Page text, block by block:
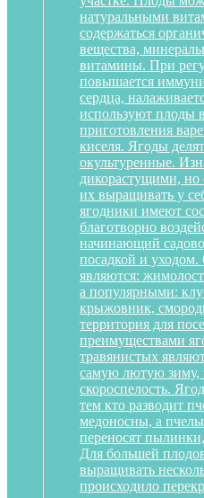
натуральными
содержаться
вещества,
витамины. При
повышается
сердца,
используют плоды
приготовления
киселя. Ягоды
окультуренные.
дикорастущими, но
их выращивать у
ягодники имеют
благотворно
начинающий
посадкой и
являются:
а популярными:
крыжовник,
территория для
преимуществами
травянистых
самую лютую зиму,
скороспелость.
тем кто разводит
медоносны, а пчелы
переносят
Для большей
выращивать
происходило